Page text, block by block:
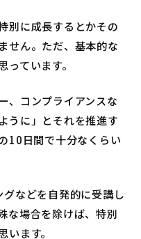
別に成長するとかその
せん。ただ、基本的な
ています。
、コンプライアンスな
うに」とそれを推進す
10日間で十分なくらい
などを自発的に受講し
な場合を除けば、特別
ます。